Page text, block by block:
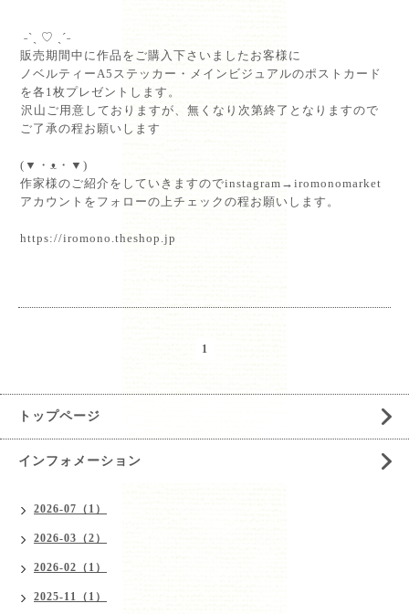
˗ˋˏ ♡ ˎˊ˗⁡
販売期間中に作品をご購入下さいましたお客様に⁡
ノベルティーA5ステッカー・メインビジュアルのポストカード
を各1枚プレゼントします。⁡
⁡沢山ご用意しておりますが、無くなり次第終了となりますので
ご了承の程お願いします
(▼・ᴥ・▼)⁡
作家様のご紹介をしていきますのでinstagram→iromonomarket
アカウントをフォローの上チェックの程お願いします。⁡
https://iromono.theshop.jp
1
トップページ
インフォメーション
2026-07（1）
2026-03（2）
2026-02（1）
2025-11（1）